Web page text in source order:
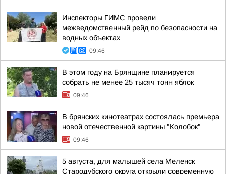
Инспекторы ГИМС провели
межведомственный рейд по безопасности на
водных объектах
09:46
В этом году на Брянщине планируется
собрать не менее 25 тысяч тонн яблок
09:46
В брянских кинотеатрах состоялась премьера
новой отечественной картины "Колобок"
09:46
5 августа, для малышей села Меленск
Стародубского округа открыли современную